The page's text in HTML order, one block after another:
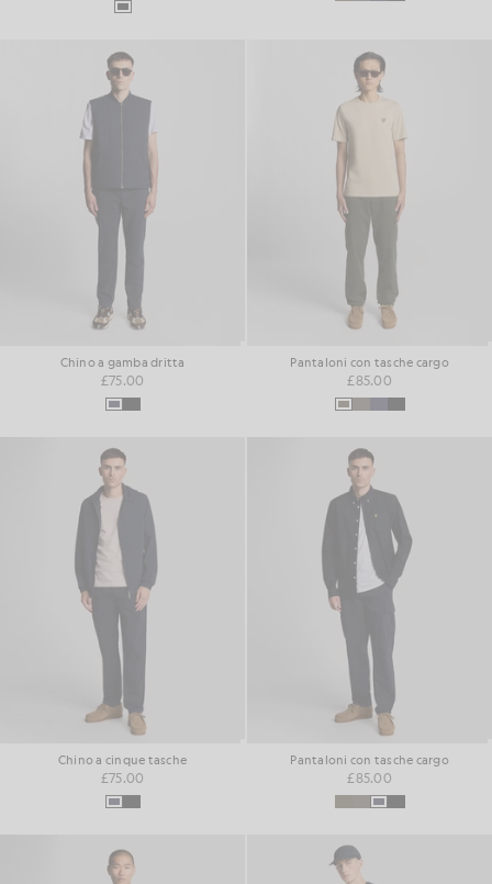
Chino a gamba dritta
£75.00
Pantaloni con tasche cargo
£85.00
Chino a cinque tasche
£75.00
Pantaloni con tasche cargo
£85.00